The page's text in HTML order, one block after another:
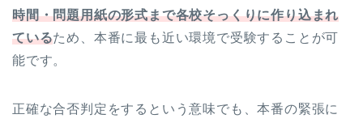
時間・問題用紙の形式まで各校そっくりに作り込まれ
ているため、本番に最も近い環境で受験することが可
能です。
正確な合否判定をするという意味でも、本番の緊張に